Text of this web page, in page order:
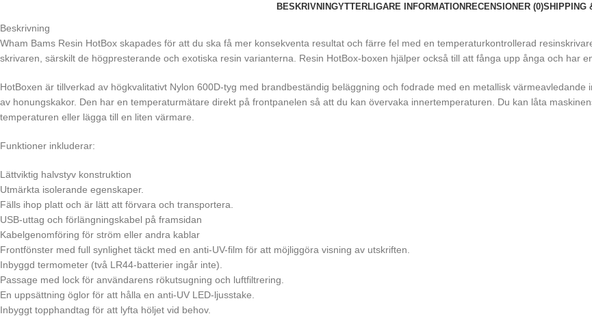
BESKRIVNINGYTTERLIGARE INFORMATIONRECENSIONER (0)SHIPPING
Beskrivning
Wham Bams Resin HotBox skapades för att du ska få mer konsekventa resultat och färre fel med en temperaturkontrollerad
skrivaren, särskilt de högpresterande och exotiska resin varianterna. Resin HotBox-boxen hjälper också till att fånga upp ånga och har
HotBoxen är tillverkad av högkvalitativt Nylon 600D-tyg med brandbeständig beläggning och fodrade med en metallisk
av honungskakor. Den har en temperaturmätare direkt på frontpanelen så att du kan övervaka innertemperaturen. Du kan låta
temperaturen eller lägga till en liten värmare.
Funktioner inkluderar:
Lättviktig halvstyv konstruktion
Utmärkta isolerande egenskaper.
Fälls ihop platt och är lätt att förvara och transportera.
USB-uttag och förlängningskabel på framsidan
Kabelgenomföring för ström eller andra kablar
Frontfönster med full synlighet täckt med en anti-UV-film för att möjliggöra visning av utskriften.
Inbyggd termometer (två LR44-batterier ingår inte).
Passage med lock för användarens rökutsugning och luftfiltrering.
En uppsättning öglor för att hålla en anti-UV LED-ljusstake.
Inbyggt topphandtag för att lyfta höljet vid behov.